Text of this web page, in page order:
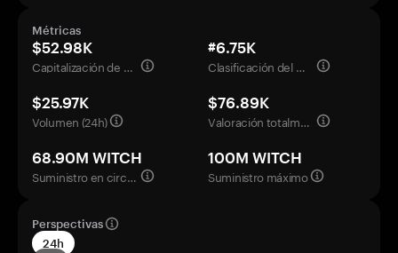
Métricas
$52.98K
Capitalización de mercado
#6.75K
Clasificación del mercado
$25.97K
Volumen (24h)
$76.89K
Valoración totalmente diluida
68.90M WITCH
Suministro en circulación
100M WITCH
Suministro máximo
Perspectivas
24h